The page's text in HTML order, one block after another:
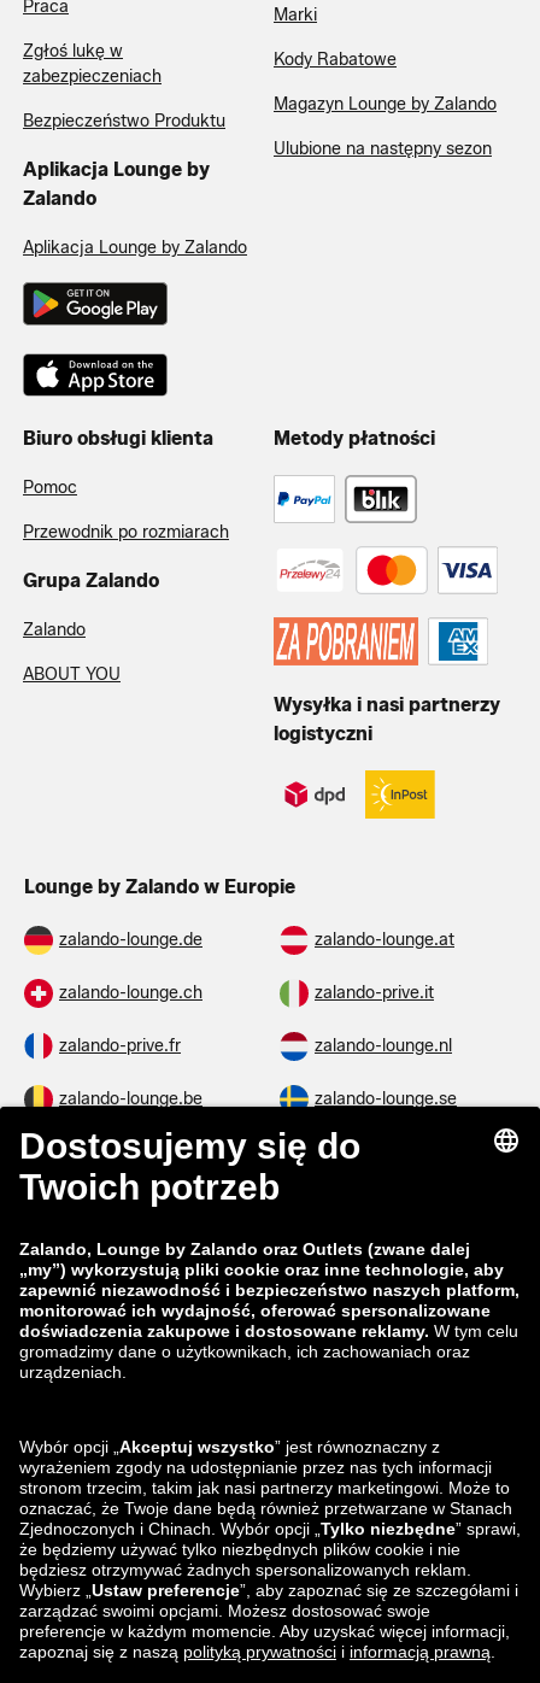
Praca
Zgłoś lukę w
zabezpieczeniach
Bezpieczeństwo Produktu
Aplikacja Lounge by
Zalando
Aplikacja Lounge by Zalando
Marki
Kody Rabatowe
Magazyn Lounge by Zalando
Ulubione na następny sezon
Biuro obsługi klienta
Pomoc
Przewodnik po rozmiarach
Grupa Zalando
Zalando
ABOUT YOU
Metody płatności
Wysyłka i nasi partnerzy
logistyczni
Lounge by Zalando w Europie
zalando-lounge.de zalando-lounge.at
zalando-lounge.ch zalando-prive.it
zalando-prive.fr zalando-lounge.nl
zalando-lounge.be zalando-lounge.se
zalando-lounge.fi zalando-lounge.dk
zalando-lounge.co.uk
zalando-prive.es zalando-lounge.cz
zalando-lounge.lt zalando-lounge.sk
zalando-lounge.ro zalando-lounge.hr
zalando-lounge.lu zalando-lounge.ee
zalando-lounge.lv zalando-lounge.no
Znajdziesz nas
na